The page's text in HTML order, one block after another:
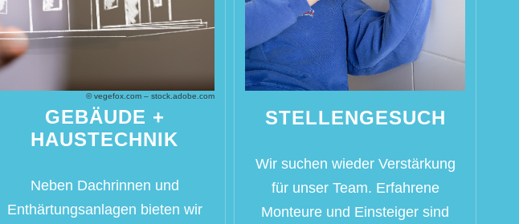
©vegefox.com – stock.adobe.com
GEBÄUDE +
HAUSTECHNIK
Neben Dachrinnen und
Enthärtungsanlagen bieten wir
STELLENGESUCH
Wir suchen wieder Verstärkung
für unser Team. Erfahrene
Monteure und Einsteiger sind